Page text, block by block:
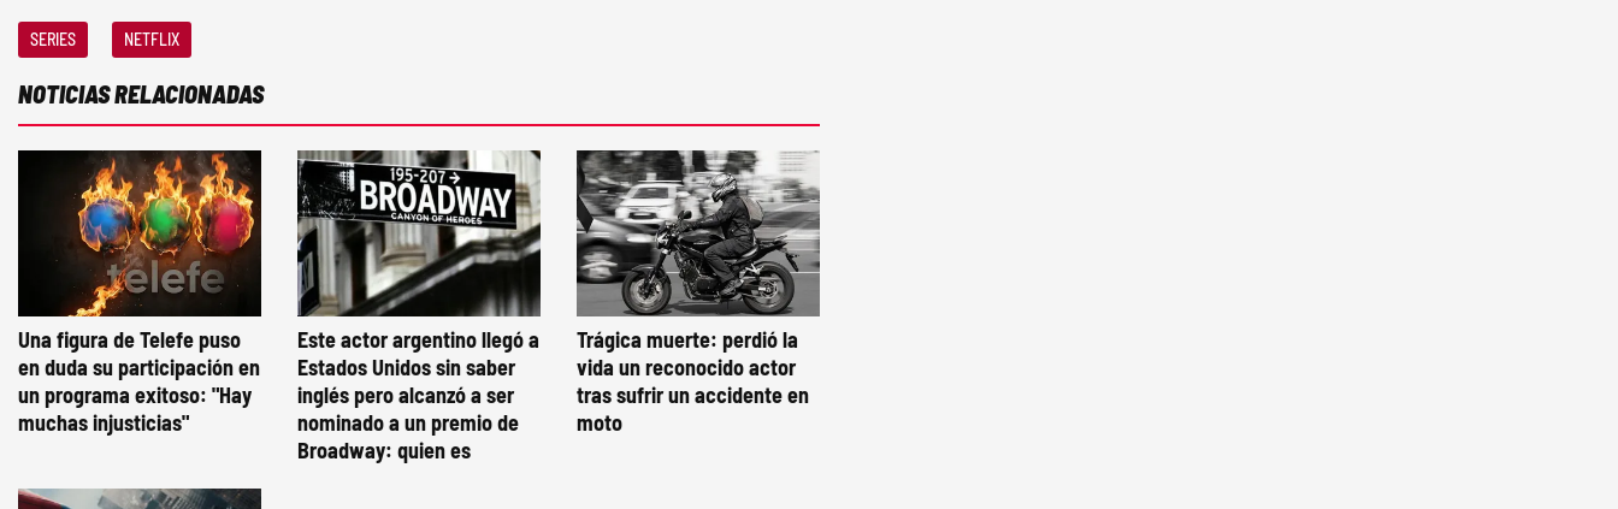
SERIES NETFLIX
NOTICIAS RELACIONADAS
Una figura de Telefe puso
en duda su participación en
un programa exitoso: "Hay
muchas injusticias"
Este actor argentino llegó a
Estados Unidos sin saber
inglés pero alcanzó a ser
nominado a un premio de
Broadway: quien es
Trágica muerte: perdió la
vida un reconocido actor
tras sufrir un accidente en
moto